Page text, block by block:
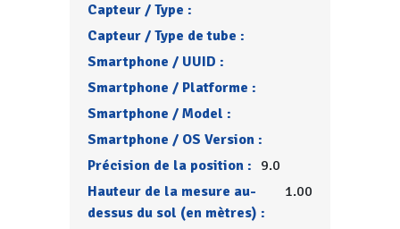
Capteur / Type :
Capteur / Type de tube :
Smartphone / UUID :
Smartphone / Platforme :
Smartphone / Model :
Smartphone / OS Version :
Précision de la position : 9.0
Hauteur de la mesure au-
dessus du sol (en mètres) :
1.00